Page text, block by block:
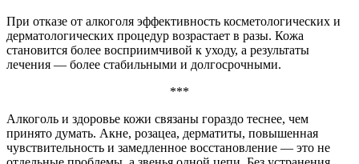
При отказе от алкоголя эффективность косметологических и
дерматологических процедур возрастает в разы. Кожа
становится более восприимчивой к уходу, а результаты
лечения — более стабильными и долгосрочными.
***
Алкоголь и здоровье кожи связаны гораздо теснее, чем
принято думать. Акне, розацеа, дерматиты, повышенная
чувствительность и замедленное восстановление — это не